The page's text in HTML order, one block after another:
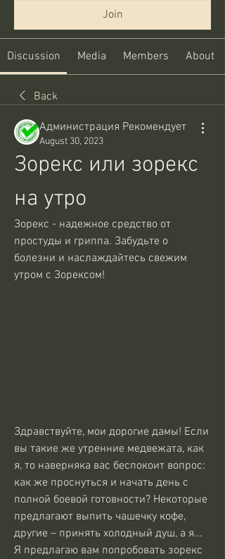
Join
Discussion Media Members About
Back
Администрация Рекомендует
August 30, 2023
Зорекс или зорекс
на утро
Зорекс - надежное средство от
простуды и гриппа. Забудьте о
болезни и наслаждайтесь свежим
утром с Зорексом!
Здравствуйте, мои дорогие дамы! Если
вы такие же утренние медвежата, как
я, то наверняка вас беспокоит вопрос:
как же проснуться и начать день с
полной боевой готовности? Некоторые
предлагают выпить чашечку кофе,
другие – принять холодный душ, а я...
Я предлагаю вам попробовать зорекс